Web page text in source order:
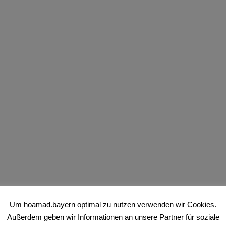
unter 100 Euro?
Um hoamad.bayern optimal zu nutzen verwenden wir Cookies.
Außerdem geben wir Informationen an unsere Partner für soziale